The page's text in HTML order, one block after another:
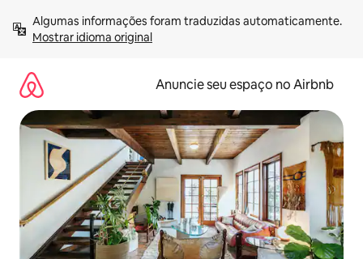
para
Mostrar idioma original
Anuncie seu espaço no Airbnb